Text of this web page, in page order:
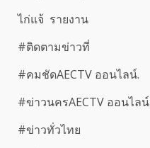
ไก่แจ้ รายงาน
#ติดตามข่าวที่
#คมชัดAECTV ออนไลน์.
#ข่าวนครAECTV ออนไลน์
#ข่าวทั่วไทย